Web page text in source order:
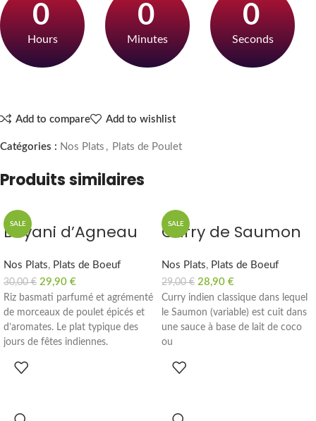
0
Hours
0
Minutes
0
Seconds
Add to compare Add to wishlist
Catégories : Nos Plats , Plats de Poulet
Produits similaires
SALE
Biryani d’Agneau
Nos Plats, Plats de Boeuf
30,00€ 29,90 €
Riz basmati parfumé et agrémenté
de morceaux de poulet épicés et
d’aromates. Le plat typique des
jours de fêtes indiennes.
SALE
Curry de Saumon
Nos Plats, Plats de Boeuf
29,00€ 28,90 €
Curry indien classique dans lequel
le Saumon (variable) est cuit dans
une sauce à base de lait de coco
ou